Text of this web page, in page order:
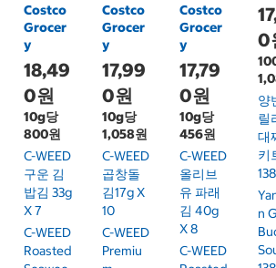
Costco
Grocer
y
18,49
0원
10g당
800원
C-WEED
구운 김
밥김 33g
X 7
C-WEED
Roasted
Costco
Grocer
y
17,99
0원
10g당
1,058원
C-WEED
곱창돌
김17g X
10
C-WEED
Premiu
Costco
Grocer
y
17,79
0원
10g당
456원
C-WEED
올리브
유 파래
김 40g
X 8
C-WEED
0
양
릴
대
키
N